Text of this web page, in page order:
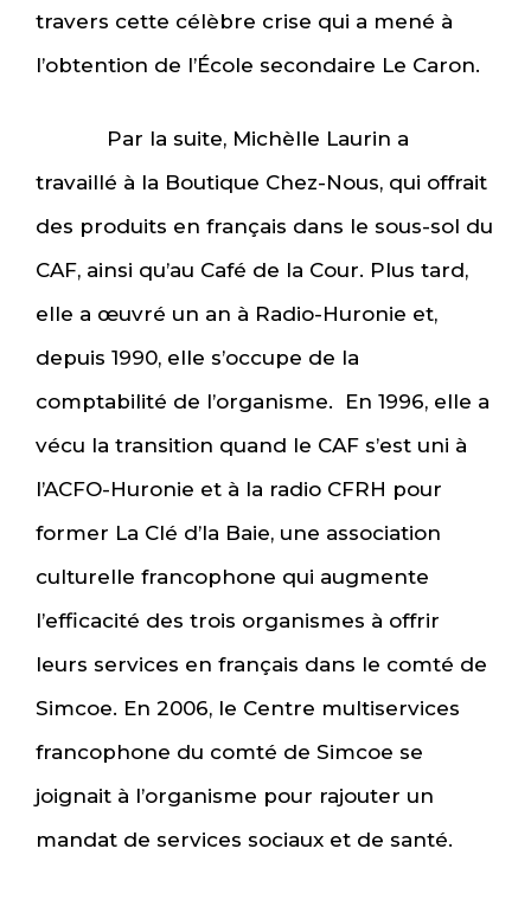
travers cette célèbre crise qui a mené à
l’obtention de l’École secondaire Le Caron.
Par la suite, Michèlle Laurin a
travaillé à la Boutique Chez-Nous, qui offrait
des produits en français dans le sous-sol du
CAF, ainsi qu’au Café de la Cour. Plus tard,
elle a œuvré un an à Radio-Huronie et,
depuis 1990, elle s’occupe de la
comptabilité de l’organisme. En 1996, elle a
vécu la transition quand le CAF s’est uni à
l’ACFO-Huronie et à la radio CFRH pour
former La Clé d’la Baie, une association
culturelle francophone qui augmente
l’efficacité des trois organismes à offrir
leurs services en français dans le comté de
Simcoe. En 2006, le Centre multiservices
francophone du comté de Simcoe se
joignait à l’organisme pour rajouter un
mandat de services sociaux et de santé.